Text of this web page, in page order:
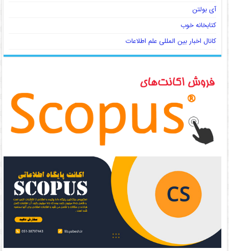
آی بولتن
کتابخانه خوب
کانال اخبار بین المللی علم اطلاعات